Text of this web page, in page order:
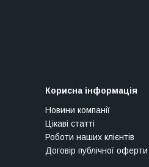
Корисна інформація
Новини компанії
Цікаві статті
Роботи наших клієнтів
Договір публічної оферти